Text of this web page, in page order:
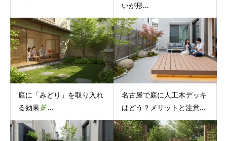
いが形...
庭に「みどり」を取り入れ
る効果
...
名古屋で庭に人工木デッキ
はどう？メリットと注意...